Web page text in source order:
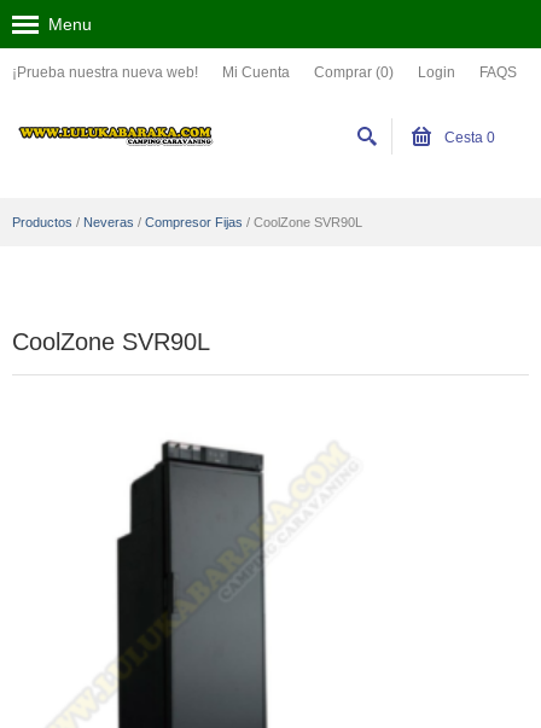
¡Prueba nuestra nueva web! Mi Cuenta Comprar (0) Login FAQS
Menu
Cesta 0
Productos / Neveras / Compresor Fijas / CoolZone SVR90L
CoolZone SVR90L